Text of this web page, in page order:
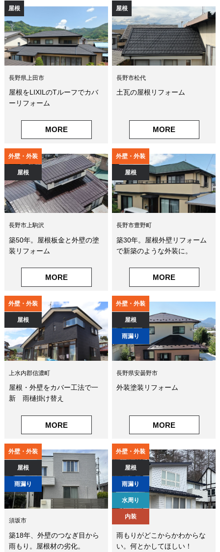
屋根
長野県上田市
屋根をLIXILのTルーフでカバ
ーリフォーム
MORE
屋根
長野市松代
土瓦の屋根リフォーム
MORE
外壁・外装
屋根
長野市上駒沢
築50年。屋根板金と外壁の塗
装リフォーム
MORE
外壁・外装
屋根
長野市豊野町
築30年。屋根外壁リフォーム
で新築のような外装に。
MORE
外壁・外装
屋根
上水内郡信濃町
屋根・外壁をカバー工法で一
新 雨樋掛け替え
MORE
外壁・外装
屋根
雨漏り
長野県安曇野市
外装塗装リフォーム
MORE
外壁・外装
屋根
雨漏り
須坂市
築18年、外壁のつなぎ目から
雨もり。屋根材の劣化。
外壁・外装
屋根
雨漏り
水周り
内装
軽井沢町
雨もりがどこからかわからな
い。何とかしてほしい！